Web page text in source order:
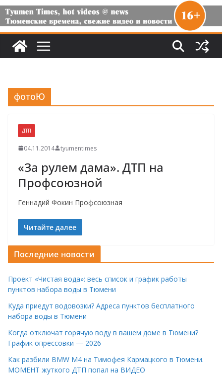
фотоЮ
ДТП
04.11.2014 tyumentimes
«За рулем дама». ДТП на
Профсоюзной
Геннадий Фокин Профсоюзная
Читайте далее
Последние новости
Проект «Чистая вода»: весь список и график работы
пунктов набора воды в Тюмени
Куда приедут водовозки? Адреса пунктов бесплатного
набора воды в Тюмени
Когда отключат горячую воду в вашем доме в Тюмени?
График опрессовки — 2026
Как разбили BMW M4 на Тимофея Кармацкого в Тюмени.
МОМЕНТ жуткого ДТП попал на ВИДЕО